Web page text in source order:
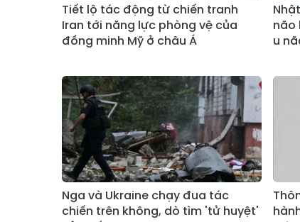
Tiết lộ tác động từ chiến tranh
Iran tới năng lực phòng vệ của
đồng minh Mỹ ở châu Á
não
u
Nga và Ukraine chạy đua tác
chiến trên không, dò tìm 'tử huyệt'